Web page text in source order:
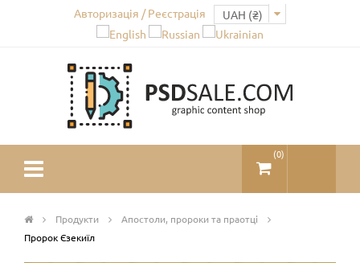
Авторизація / Реєстрація
(0)
Продукти
Апостоли, пророки та праотці
Пророк Єзекиїл